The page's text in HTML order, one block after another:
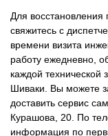
Для
свяжитесь с
времени визита
работу ежедневно,
каждой технической
Шиваки. Вы можете
доставить сервис
Курашова, 20. По
информация по